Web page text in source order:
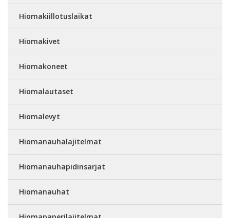
Hiomakiillotuslaikat
Hiomakivet
Hiomakoneet
Hiomalautaset
Hiomalevyt
Hiomanauhalajitelmat
Hiomanauhapidinsarjat
Hiomanauhat